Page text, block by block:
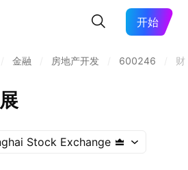
开始
金融 房地产开发 600246 财
Stock Exchange